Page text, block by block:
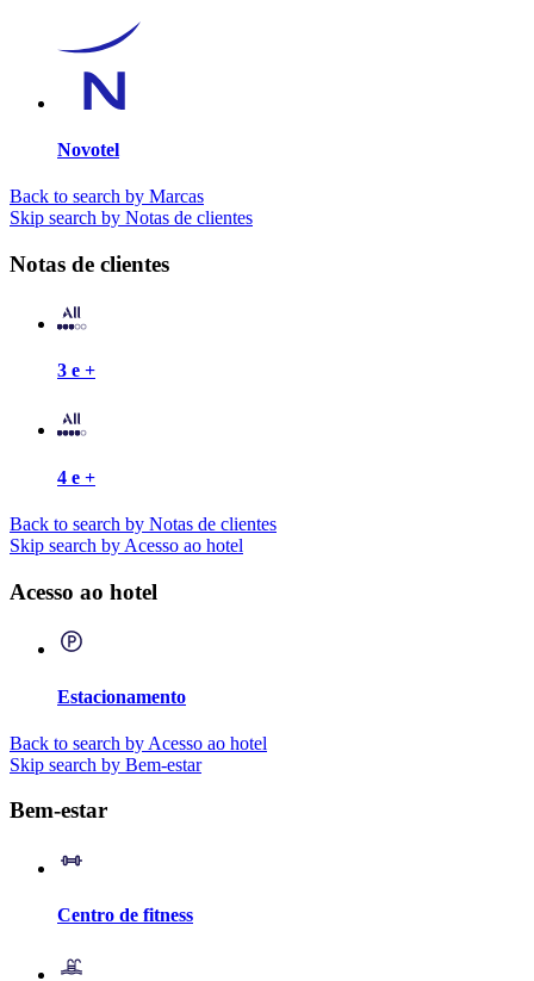
Novotel
Back to search by Marcas
Skip search by Notas de clientes
Notas de clientes
3 e +
4 e +
Back to search by Notas de clientes
Skip search by Acesso ao hotel
Acesso ao hotel
Estacionamento
Back to search by Acesso ao hotel
Skip search by Bem-estar
Bem-estar
Centro de fitness